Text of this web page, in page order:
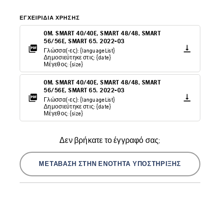
ΕΓΧΕΙΡΊΔΙΑ ΧΡΉΣΗΣ
OM. SMART 40/40E, SMART 48/48, SMART
56/56E, SMART 65. 2022-03
Γλώσσα(-ες): {languageList}
Δημοσιεύτηκε στις: {date}
Μέγεθος: {size}
OM. SMART 40/40E, SMART 48/48, SMART
56/56E, SMART 65. 2022-03
Γλώσσα(-ες): {languageList}
Δημοσιεύτηκε στις: {date}
Μέγεθος: {size}
Δεν βρήκατε το έγγραφό σας;
ΜΕΤΆΒΑΣΗ ΣΤΗΝ ΕΝΌΤΗΤΑ ΥΠΟΣΤΉΡΙΞΗΣ